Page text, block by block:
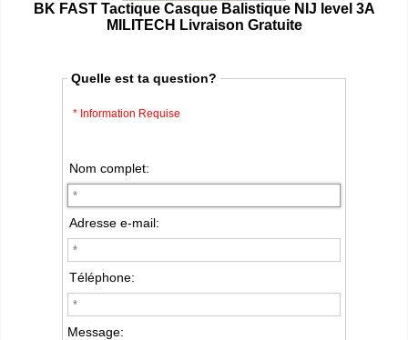
BK FAST Tactique Casque Balistique NIJ level 3A
MILITECH Livraison Gratuite
Quelle est ta question?
* Information Requise
Nom complet:
Adresse e-mail:
Téléphone:
Message: